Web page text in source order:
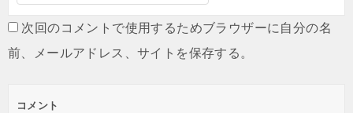
次回のコメントで使用するためブラウザーに自分の名
前、メールアドレス、サイトを保存する。
コメント